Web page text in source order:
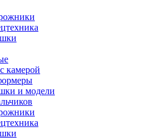
камерой
и модели